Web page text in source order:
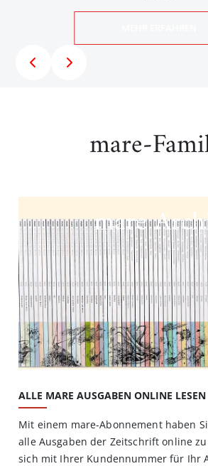
mare-
mare
ALLE MARE AUSGABEN ONLINE LESEN
Mit einem mare-Abonnement haben
alle Ausgaben der Zeitschrift online zu
sich mit Ihrer Kundennummer für Ihr